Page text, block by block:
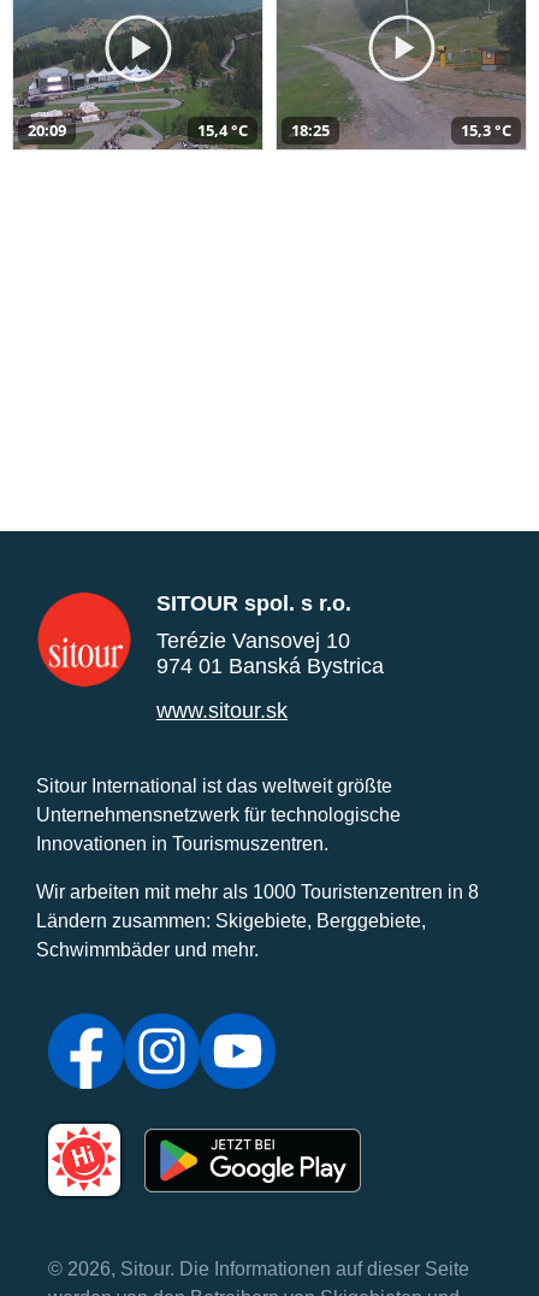
20:09 15,4 °C 18:25 15,3 °C
SITOUR spol. s r.o.
Terézie Vansovej 10
974 01 Banská Bystrica
www.sitour.sk
Sitour International ist das weltweit größte
Unternehmensnetzwerk für technologische
Innovationen in Tourismuszentren.
Wir arbeiten mit mehr als 1000 Touristenzentren in 8
Ländern zusammen: Skigebiete, Berggebiete,
Schwimmbäder und mehr.
© 2026, Sitour. Die Informationen auf dieser Seite